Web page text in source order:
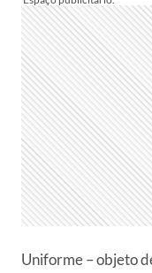
Uniforme – objeto